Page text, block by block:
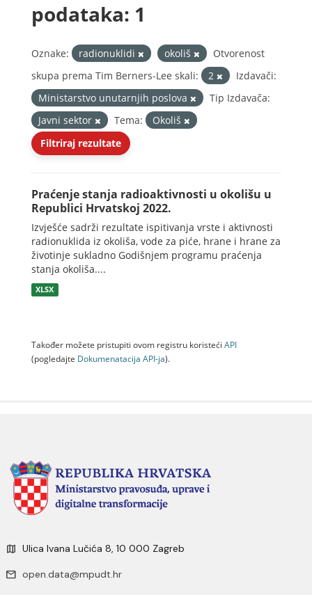
podataka: 1
Oznake: radionuklidi okoliš
Otvorenost
skupa prema Tim Berners-Lee skali:
2
Izdavači:
Ministarstvo unutarnjih poslova
Tip Izdavača:
Javni sektor
Tema:
Okoliš
Filtriraj rezultate
Praćenje stanja radioaktivnosti u okolišu u
Republici Hrvatskoj 2022.
Izvješće sadrži rezultate ispitivanja vrste i aktivnosti
radionuklida iz okoliša, vode za piće, hrane i hrane za
životinje sukladno Godišnjem programu praćenja
stanja okoliša....
XLSX
Također možete pristupiti ovom registru koristeći API
(pogledajte Dokumenаtаcijа API-jа).